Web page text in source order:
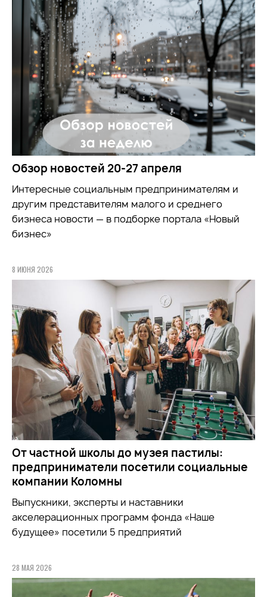
Обзор новостей 20-27 апреля
Интересные социальным предпринимателям и
другим представителям малого и среднего
бизнеса новости — в подборке портала «Новый
бизнес»
8 ИЮНЯ 2026
От частной школы до музея пастилы:
предприниматели посетили социальные
компании Коломны
Выпускники, эксперты и наставники
акселерационных программ фонда «Наше
будущее» посетили 5 предприятий
28 МАЯ 2026